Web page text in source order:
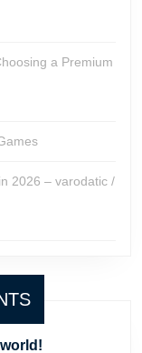
a Premium
2026 – varodatic /